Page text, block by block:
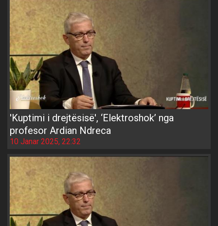
'Kuptimi i drejtësisë', ‘Elektroshok’ nga
profesor Ardian Ndreca
10 Janar 2025, 22:32